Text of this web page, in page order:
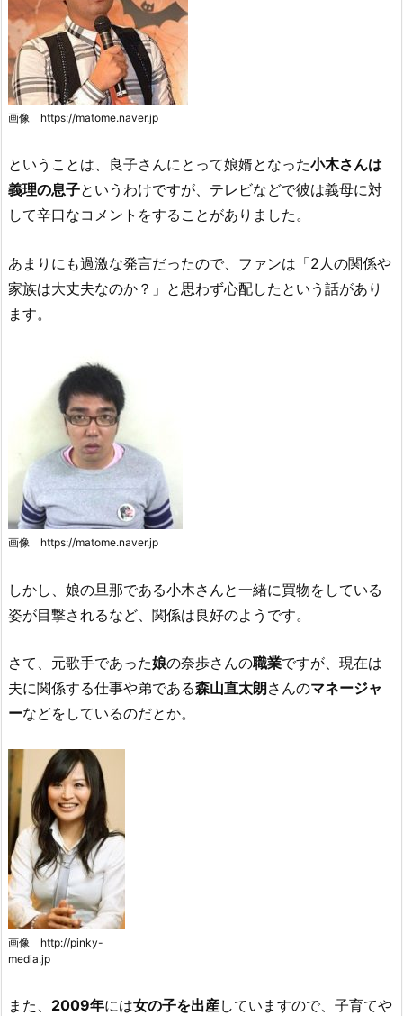
画像 https://matome.naver.jp
ということは、良子さんにとって娘婿となった小木さんは
義理の息子というわけですが、テレビなどで彼は義母に対
して辛口なコメントをすることがありました。
あまりにも過激な発言だったので、ファンは
2人の関係や
家族は大丈夫なのか？
と思わず心配したという話があり
ます。
画像 https://matome.naver.jp
しかし、娘の旦那である小木さんと一緒に買物をしている
姿が目撃されるなど、関係は良好のようです。
さて、元歌手であった娘の奈歩さんの職業ですが、現在は
夫に関係する仕事や弟である森山直太朗さんのマネージャ
ーなどをしているのだとか。
画像 http://pinky-
media.jp
また、 2009年には女の子を出産していますので、子育てや